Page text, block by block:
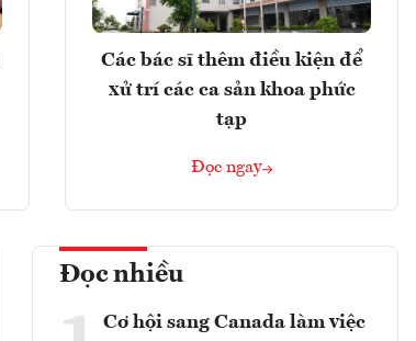
Các bác sĩ thêm điều kiện để
xử trí các ca sản khoa phức
tạp
Đọc ngay
Đọc nhiều
Cơ hội sang Canada làm việc